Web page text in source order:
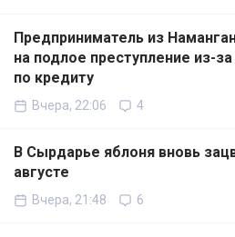
Предприниматель из
на подлое преступление из-
по кредиту
Вчера, 22:06 4
В Сырдарье яблоня вновь
августе
Вчера, 21:48 6